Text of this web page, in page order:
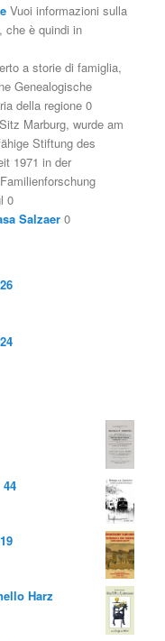
Vuoi informazioni sulla
che è quindi in
a storie di famiglia,
Genealogische
della regione 0
Marburg, wurde am
Stiftung des
1971 in der
0
Salzaer 0
Harz